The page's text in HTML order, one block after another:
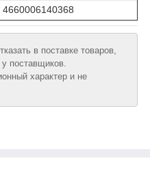
4660006140368
в поставке товаров,
поставщиков.
характер и не